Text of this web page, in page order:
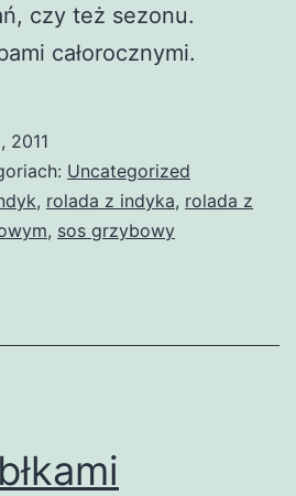
czy też sezonu.
całorocznymi.
2011
Uncategorized
, rolada z indyka, rolada z
, sos grzybowy